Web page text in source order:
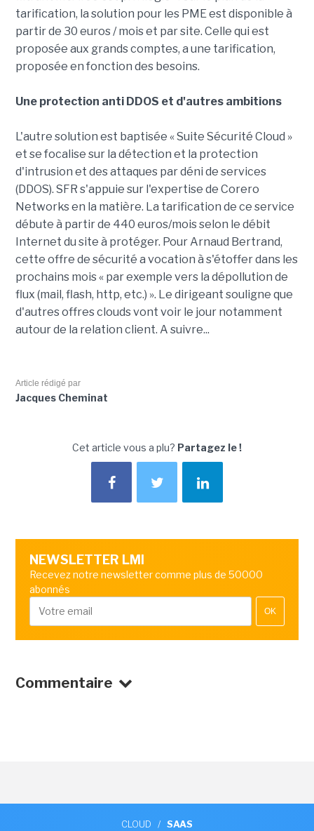
tarification, la solution pour les PME est disponible à
partir de 30 euros / mois et par site. Celle qui est
proposée aux grands comptes, a une tarification,
proposée en fonction des besoins.
Une protection anti DDOS et d'autres ambitions
L'autre solution est baptisée « Suite Sécurité Cloud »
et se focalise sur la détection et la protection
d'intrusion et des attaques par déni de services
(DDOS). SFR s'appuie sur l'expertise de Corero
Networks en la matière. La tarification de ce service
débute à partir de 440 euros/mois selon le débit
Internet du site à protéger. Pour Arnaud Bertrand,
cette offre de sécurité a vocation à s'étoffer dans les
prochains mois « par exemple vers la dépollution de
flux (mail, flash, http, etc.) ». Le dirigeant souligne que
d'autres offres clouds vont voir le jour notamment
autour de la relation client. A suivre...
Article rédigé par
Jacques Cheminat
Cet article vous a plu? Partagez le !
NEWSLETTER LMI
Recevez notre newsletter comme plus de 50000
abonnés
OK
Commentaire
CLOUD / SAAS